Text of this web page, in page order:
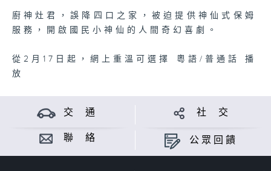
廚神灶君，誤降四口之家，被迫提供神仙式保姆
服務，開啟國民小神仙的人間奇幻喜劇。
從2月17日起，網上重溫可選擇 粵語/普通話 播
放
交 通 社 交
聯 絡 公眾回饋